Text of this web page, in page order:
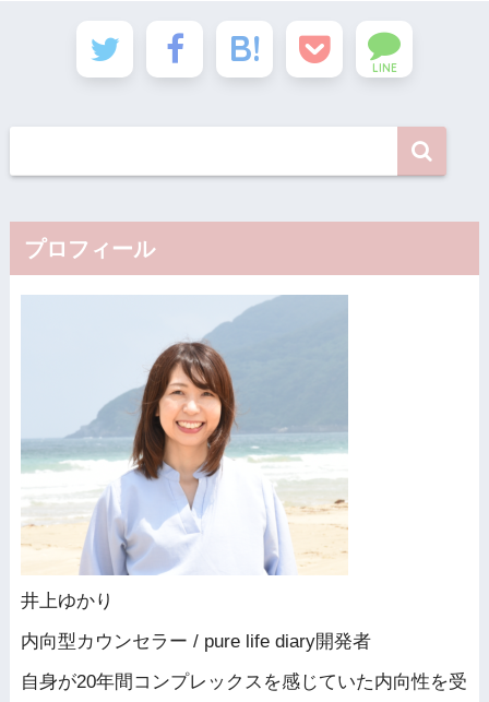
LINE
プロフィール
井上ゆかり
内向型カウンセラー / pure life diary開発者
自身が20年間コンプレックスを感じていた内向性を受